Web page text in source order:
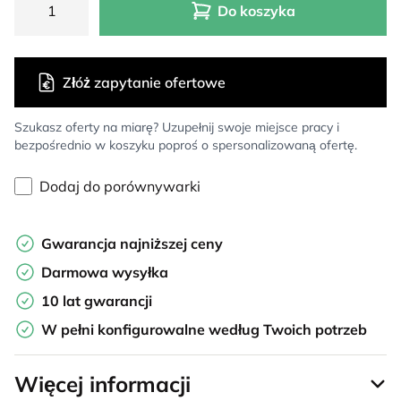
Do koszyka
Szukasz oferty na miarę? Uzupełnij swoje miejsce pracy i
bezpośrednio w koszyku poproś o spersonalizowaną ofertę.
Złóż zapytanie ofertowe
Dodaj do porównywarki
Gwarancja najniższej ceny
Darmowa wysyłka
10 lat gwarancji
W pełni konfigurowalne według Twoich potrzeb
Więcej informacji